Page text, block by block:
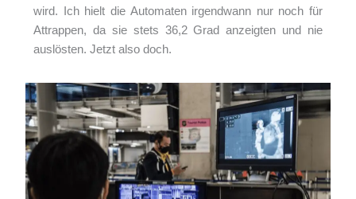
wird. Ich hielt die Automaten irgendwann nur noch für
Attrappen, da sie stets 36,2 Grad anzeigten und nie
auslösten. Jetzt also doch.